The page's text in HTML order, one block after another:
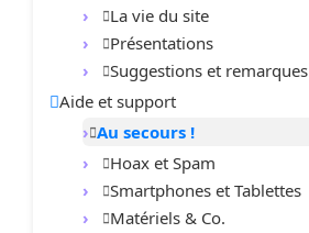
La vie du site
Présentations
Suggestions et remarques
Aide et support
Au secours !
Hoax et Spam
Smartphones et Tablettes
Matériels & Co.